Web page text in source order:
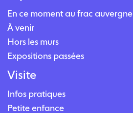
En ce moment au frac auvergne
À venir
Hors les murs
Expositions passées
Visite
Infos pratiques
Petite enfance